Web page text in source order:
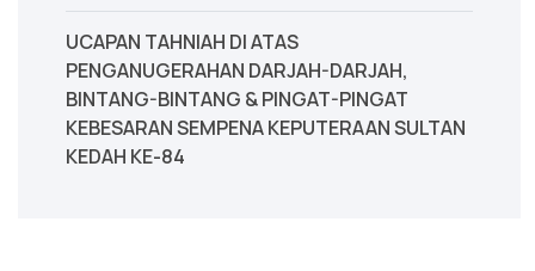
UCAPAN TAHNIAH DI ATAS
PENGANUGERAHAN DARJAH-DARJAH,
BINTANG-BINTANG & PINGAT-PINGAT
KEBESARAN SEMPENA KEPUTERAAN SULTAN
KEDAH KE-84